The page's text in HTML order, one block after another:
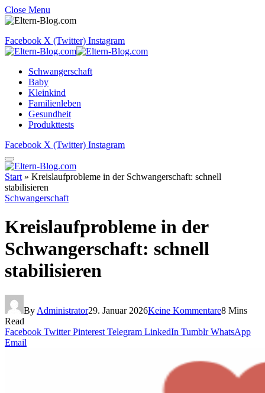
Close Menu
Facebook X (Twitter) Instagram
Schwangerschaft
Baby
Kleinkind
Familienleben
Gesundheit
Produkttests
Facebook X (Twitter) Instagram
Start » Kreislaufprobleme in der Schwangerschaft: schnell
stabilisieren
Schwangerschaft
Kreislaufprobleme in der
Schwangerschaft: schnell
stabilisieren
By Administrator29. Januar 2026Keine Kommentare8 Mins
Read
Facebook Twitter Pinterest Telegram LinkedIn Tumblr WhatsApp
Email